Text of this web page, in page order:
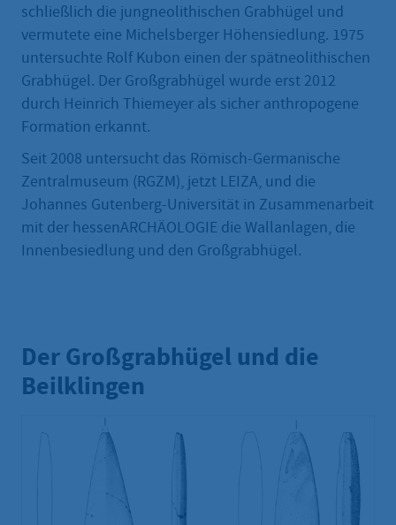
schließlich die jungneolithischen Grabhügel und
vermutete eine Michelsberger Höhensiedlung. 1975
untersuchte Rolf Kubon einen der spätneolithischen
Grabhügel. Der Großgrabhügel wurde erst 2012
durch Heinrich Thiemeyer als sicher anthropogene
Formation erkannt.
Seit 2008 untersucht das Römisch-Germanische
Zentralmuseum (RGZM), jetzt LEIZA, und die
Johannes Gutenberg-Universität in Zusammenarbeit
mit der hessenARCHÄOLOGIE die Wallanlagen, die
Innenbesiedlung und den Großgrabhügel.
Der Großgrabhügel und die
Beilklingen